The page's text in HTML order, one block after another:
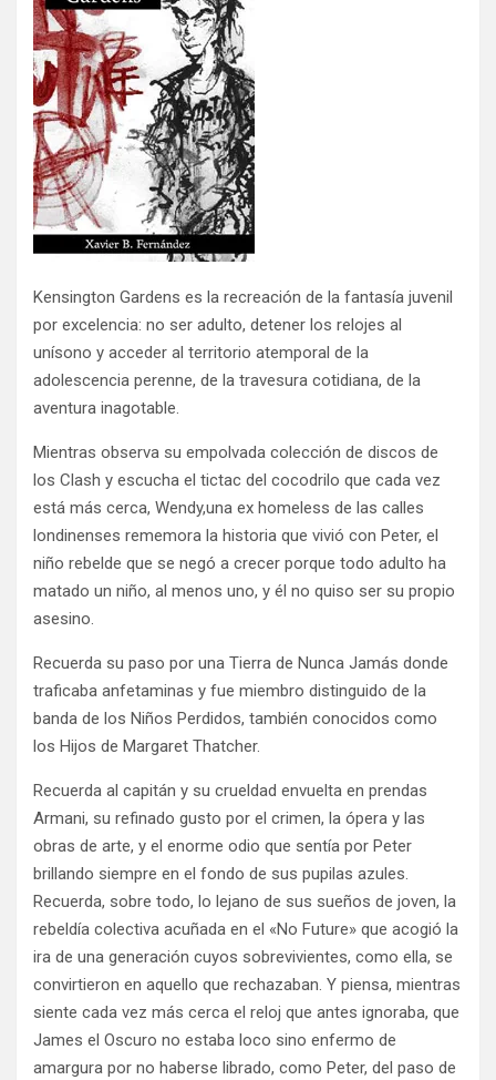
Kensington Gardens es la recreación de la fantasía juvenil
por excelencia: no ser adulto, detener los relojes al
unísono y acceder al territorio atemporal de la
adolescencia perenne, de la travesura cotidiana, de la
aventura inagotable.
Mientras observa su empolvada colección de discos de
los Clash y escucha el tictac del cocodrilo que cada vez
está más cerca, Wendy,una ex homeless de las calles
londinenses rememora la historia que vivió con Peter, el
niño rebelde que se negó a crecer porque todo adulto ha
matado un niño, al menos uno, y él no quiso ser su propio
asesino.
Recuerda su paso por una Tierra de Nunca Jamás donde
traficaba anfetaminas y fue miembro distinguido de la
banda de los Niños Perdidos, también conocidos como
los Hijos de Margaret Thatcher.
Recuerda al capitán y su crueldad envuelta en prendas
Armani, su refinado gusto por el crimen, la ópera y las
obras de arte, y el enorme odio que sentía por Peter
brillando siempre en el fondo de sus pupilas azules.
Recuerda, sobre todo, lo lejano de sus sueños de joven, la
rebeldía colectiva acuñada en el «No Future» que acogió la
ira de una generación cuyos sobrevivientes, como ella, se
convirtieron en aquello que rechazaban. Y piensa, mientras
siente cada vez más cerca el reloj que antes ignoraba, que
James el Oscuro no estaba loco sino enfermo de
amargura por no haberse librado, como Peter, del paso de